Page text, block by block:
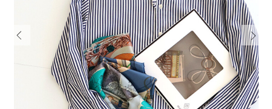
Next
施設案内
アクセ
スタッ
電話で